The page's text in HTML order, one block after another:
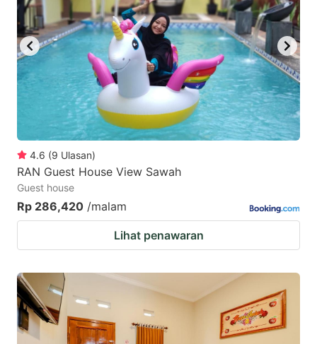
4.6 (9 Ulasan)
RAN Guest House View Sawah
Guest house
Rp 286,420 /malam
Lihat penawaran